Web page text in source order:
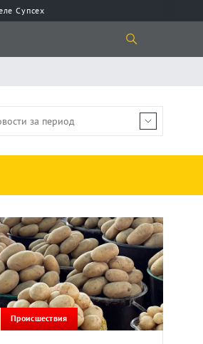
Супсех
Происшествия